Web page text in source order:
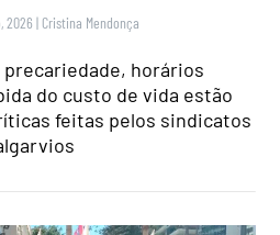
2026 | Cristina Mendonça
precariedade, horários
do custo de vida estão
feitas pelos sindicatos